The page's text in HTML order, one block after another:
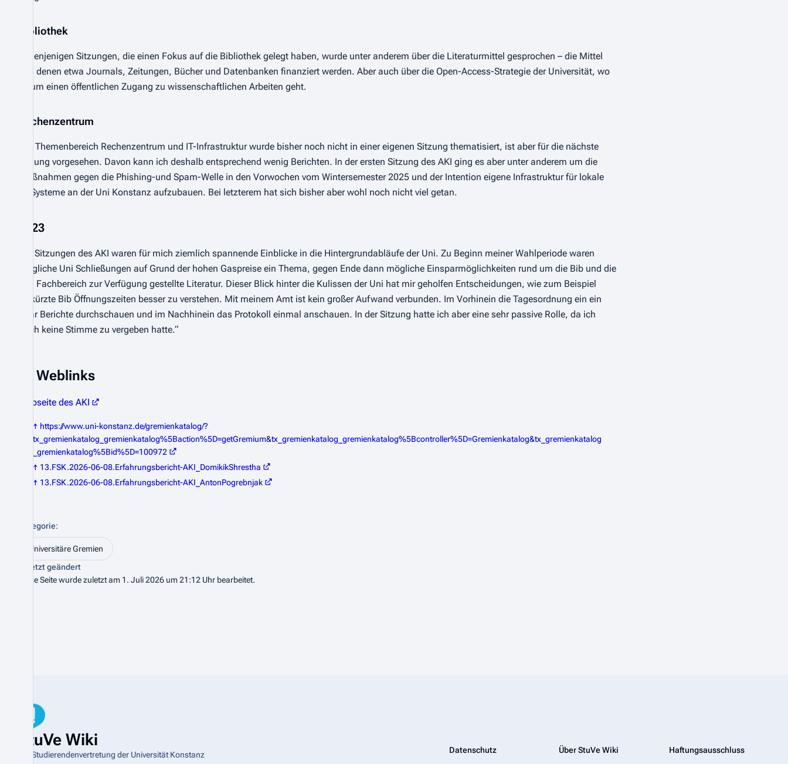
Bibliothek
In denjenigen Sitzungen, die einen Fokus auf die Bibliothek gelegt haben, wurde unter anderem über die Literaturmittel gesprochen – die Mittel
aus denen etwa Journals, Zeitungen, Bücher und Datenbanken finanziert werden. Aber auch über die Open-Access-Strategie der Universität, wo
es um einen öffentlichen Zugang zu wissenschaftlichen Arbeiten geht.
Rechenzentrum
Der Themenbereich Rechenzentrum und IT-Infrastruktur wurde bisher noch nicht in einer eigenen Sitzung thematisiert, ist aber für die nächste
Sitzung vorgesehen. Davon kann ich deshalb entsprechend wenig Berichten. In der ersten Sitzung des AKI ging es aber unter anderem um die
Maßnahmen gegen die Phishing-und Spam-Welle in den Vorwochen vom Wintersemester 2025 und der Intention eigene Infrastruktur für lokale
KI-Systeme an der Uni Konstanz aufzubauen. Bei letzterem hat sich bisher aber wohl noch nicht viel getan.
2023
Die Sitzungen des AKI waren für mich ziemlich spannende Einblicke in die Hintergrundabläufe der Uni. Zu Beginn meiner Wahlperiode waren
mögliche Uni Schließungen auf Grund der hohen Gaspreise ein Thema, gegen Ende dann mögliche Einsparmöglichkeiten rund um die Bib und die
den Fachbereich zur Verfügung gestellte Literatur. Dieser Blick hinter die Kulissen der Uni hat mir geholfen Entscheidungen, wie zum Beispiel
verkürzte Bib Öffnungszeiten besser zu verstehen. Mit meinem Amt ist kein großer Aufwand verbunden. Im Vorhinein die Tagesordnung ein ein
paar Berichte durchschauen und im Nachhinein das Protokoll einmal anschauen. In der Sitzung hatte ich aber eine sehr passive Rolle, da ich
auch keine Stimme zu vergeben hatte.“
Weblinks
Webseite des AKI
↑ https://www.uni-konstanz.de/gremienkatalog/?
tx_gremienkatalog_gremienkatalog%5Baction%5D=getGremium&tx_gremienkatalog_gremienkatalog%5Bcontroller%5D=Gremienkatalog&tx_gremienkatalog
_gremienkatalog%5Bid%5D=100972
↑ 13.FSK.2026-06-08.Erfahrungsbericht-AKI_DomikikShrestha
↑ 13.FSK.2026-06-08.Erfahrungsbericht-AKI_AntonPogrebnjak
Kategorie:
Universitäre Gremien
Zuletzt geändert
Diese Seite wurde zuletzt am 1. Juli 2026 um 21:12 Uhr bearbeitet.
StuVe Wiki
Die Studierendenvertretung der Universität Konstanz Datenschutz Über StuVe Wiki Haftungsausschluss